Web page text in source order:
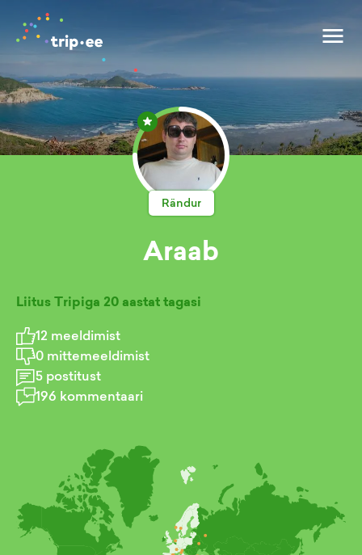
Rändur
Araab
Liitus Tripiga 20 aastat tagasi
12 meeldimist
0 mittemeeldimist
5 postitust
196 kommentaari